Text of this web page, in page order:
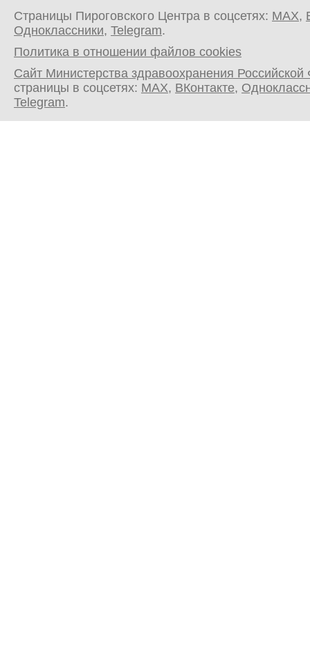
Страницы Пироговского Центра в соцсетях: MAX,
Одноклассники, Telegram.
Политика в отношении файлов cookies
Сайт Министерства здравоохранения
страницы в соцсетях: MAX, ВКонтакте,
Telegram.